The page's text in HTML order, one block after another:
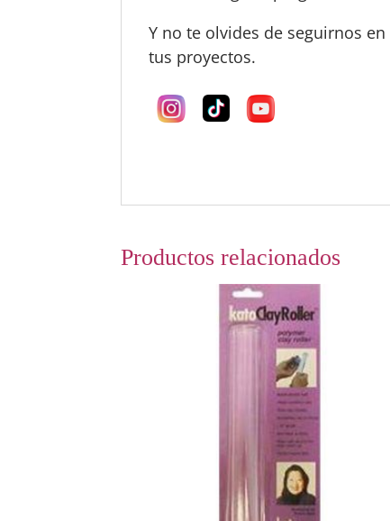
Y no te olvides de seguirnos
tus proyectos.
Productos relacionados